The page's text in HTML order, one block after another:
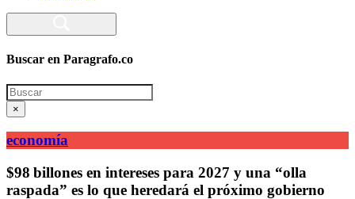
Buscar en Paragrafo.co
Search
×
economía
$98 billones en intereses para 2027 y una “olla
raspada” es lo que heredará el próximo gobierno